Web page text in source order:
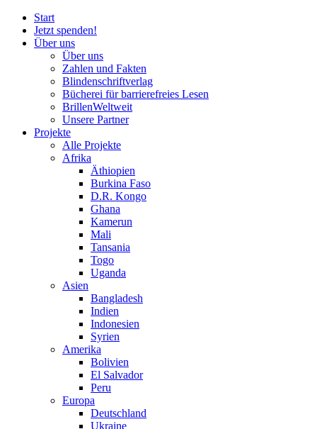
Start
Jetzt spenden!
Über uns
Über uns
Zahlen und Fakten
Blindenschriftverlag
Bücherei fürbarrierefreies Lesen
BrillenWeltweit
Unsere Partner
Projekte
Alle Projekte
Afrika
Äthiopien
Burkina Faso
D.R. Kongo
Ghana
Kamerun
Mali
Tansania
Togo
Uganda
Asien
Bangladesh
Indien
Indonesien
Syrien
Amerika
Bolivien
El Salvador
Peru
Europa
Deutschland
Ukraine